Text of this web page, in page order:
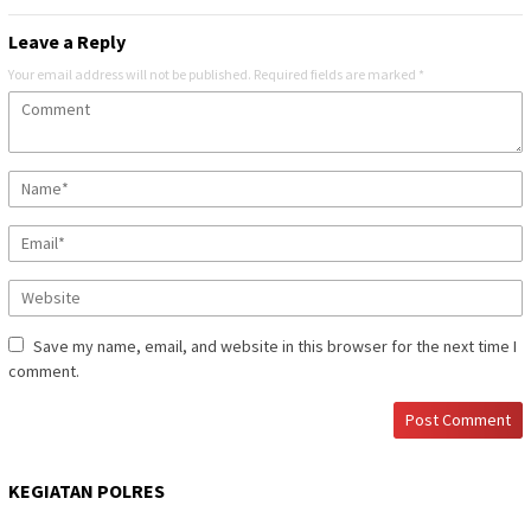
Leave a Reply
Your email address will not be published. Required fields are marked *
Save my name, email, and website in this browser for the next time I
comment.
KEGIATAN POLRES